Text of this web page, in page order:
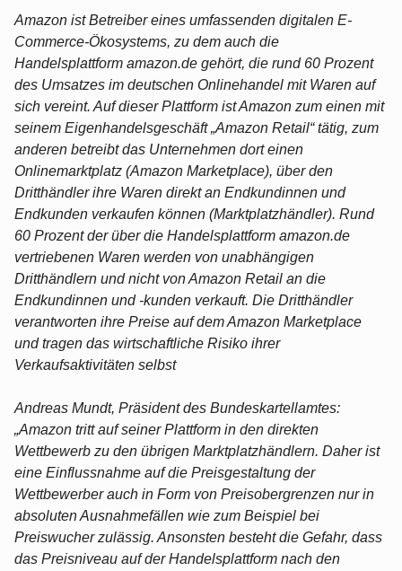
Amazon ist Betreiber eines umfassenden digitalen E-
Commerce-Ökosystems, zu dem auch die
Handelsplattform amazon.de gehört, die rund 60 Prozent
des Umsatzes im deutschen Onlinehandel mit Waren auf
sich vereint. Auf dieser Plattform ist Amazon zum einen mit
seinem Eigenhandelsgeschäft „Amazon Retail“ tätig, zum
anderen betreibt das Unternehmen dort einen
Onlinemarktplatz (Amazon Marketplace), über den
Dritthändler ihre Waren direkt an Endkundinnen und
Endkunden verkaufen können (Marktplatzhändler). Rund
60 Prozent der über die Handelsplattform amazon.de
vertriebenen Waren werden von unabhängigen
Dritthändlern und nicht von Amazon Retail an die
Endkundinnen und -kunden verkauft. Die Dritthändler
verantworten ihre Preise auf dem Amazon Marketplace
und tragen das wirtschaftliche Risiko ihrer
Verkaufsaktivitäten selbst
Andreas Mundt, Präsident des Bundeskartellamtes:
„Amazon tritt auf seiner Plattform in den direkten
Wettbewerb zu den übrigen Marktplatzhändlern. Daher ist
eine Einflussnahme auf die Preisgestaltung der
Wettbewerber auch in Form von Preisobergrenzen nur in
absoluten Ausnahmefällen wie zum Beispiel bei
Preiswucher zulässig. Ansonsten besteht die Gefahr, dass
das Preisniveau auf der Handelsplattform nach den